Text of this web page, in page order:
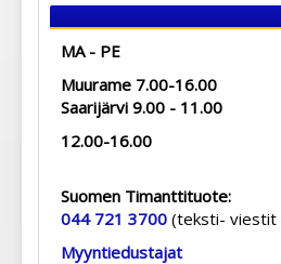
MA - PE
Muurame 7.00-16.00
Saarijärvi 9.00 - 11.00
12.00-16.00
Suomen Timanttituote:
044 721 3700 (teksti- viestit
Myyntiedustajat